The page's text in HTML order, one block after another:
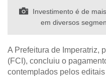
Investimento é de
em diversos
A Prefeitura de Imperatriz,
(FCI), concluiu o
contemplados pelos